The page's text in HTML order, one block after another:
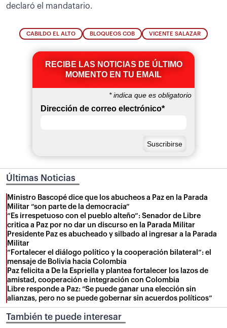
declaró el mandatario.
CABILDO EL ALTO BLOQUEOS COB VICENTE SALAZAR
RECIBE LAS NOTICIAS DE ÚLTIMO
MOMENTO EN TU EMAIL
*indica que es obligatorio
Dirección de correo electrónico*
Últimas Noticias
Ministro Bascopé dice que los abucheos a Paz en la Parada
Militar “son parte de la democracia”
“Es irrespetuoso con el pueblo alteño”: Senador de Libre
critica a Paz por no dar un discurso en la Parada Militar
Presidente Paz es abucheado y silbado al ingresar a la Parada
Militar
“Fortalecer el diálogo político y la cooperación bilateral”: el
mensaje de Bolivia hacia Colombia
Paz felicita a De la Espriella y plantea fortalecer los lazos de
amistad, cooperación e integración con Colombia
Libre responde a Paz: “Se puede ganar una elección sin
alianzas, pero no se puede gobernar sin acuerdos políticos”
También te puede interesar